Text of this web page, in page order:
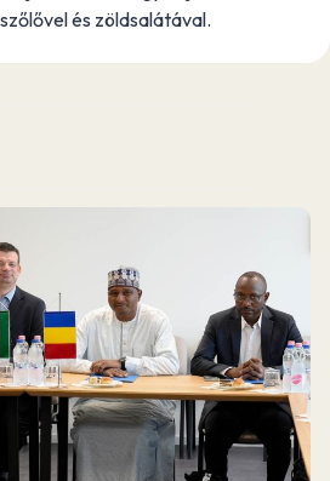
és zöldsalátával.